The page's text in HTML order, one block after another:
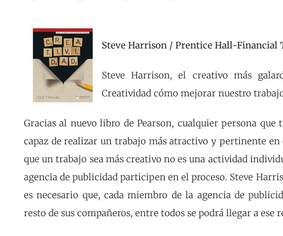
Steve Harrison / Prentice Hall-Financial
Steve Harrison, el creativo más
Creatividad cómo mejorar nuestro
Gracias al nuevo libro de Pearson, cualquier persona
capaz de realizar un trabajo más atractivo y pertinente
que un trabajo sea más creativo no es una actividad
agencia de publicidad participen en el proceso. Steve
es necesario que, cada miembro de la agencia de
resto de sus compañeros, entre todos se podrá llegar a